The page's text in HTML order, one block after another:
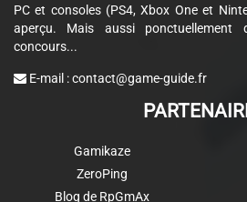
PC et consoles (PS4, Xbox One et
aperçu. Mais aussi
concours...
E-mail :contact@game-guide.fr
Gamikaze
ZeroPing
Blog de RpGmAx